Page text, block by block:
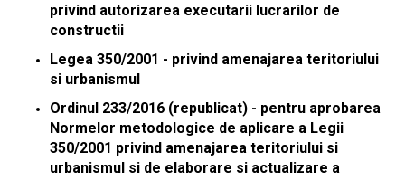
privind autorizarea executarii lucrarilor de
constructii
Legea 350/2001 - privind amenajarea teritoriului
si urbanismul
Ordinul 233/2016 (republicat) - pentru aprobarea
Normelor metodologice de aplicare a Legii
350/2001 privind amenajarea teritoriului si
urbanismul si de elaborare si actualizare a